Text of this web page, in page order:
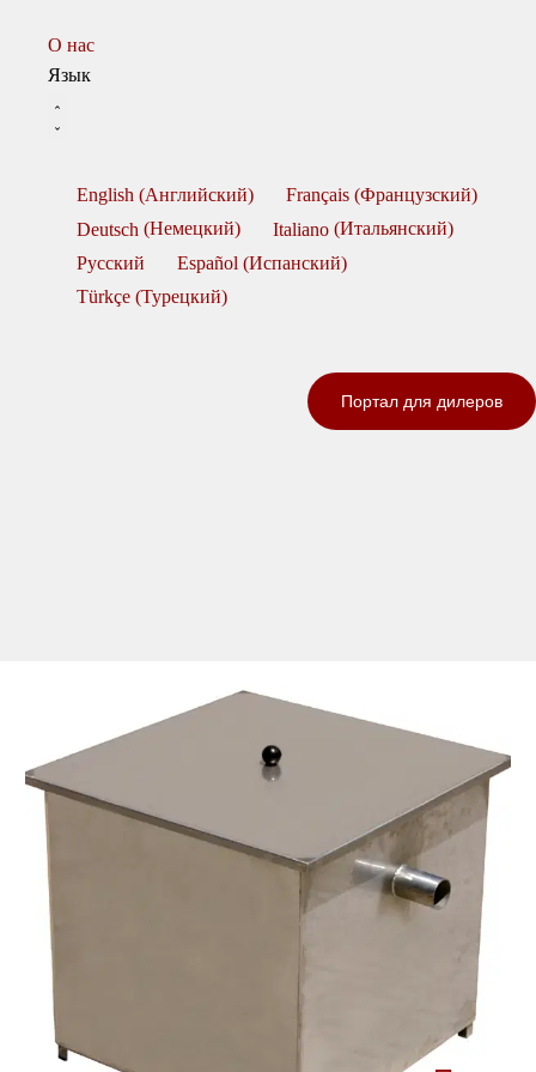
О нас
Язык
English (Английский) Français(Французский)
Deutsch (Немецкий) Italiano(Итальянский)
Русский
Español (Испанский)
Türkçe (Турецкий)
Портал для дилеров